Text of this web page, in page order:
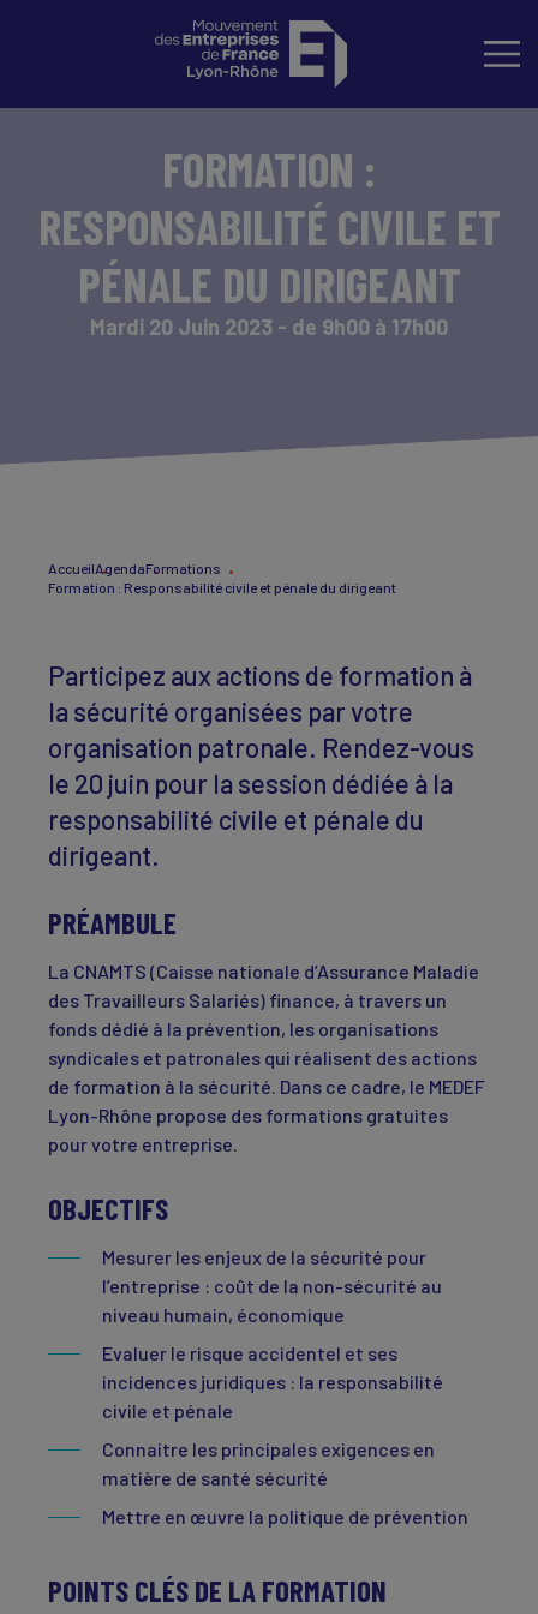
FORMATION :
RESPONSABILITÉ CIVILE ET
PÉNALE DU DIRIGEANT
Mardi 20 Juin 2023 - de 9h00 à 17h00
AccueilAgendaFormations
Formation : Responsabilité civile et pénale du dirigeant
Participez aux actions de formation à
la sécurité organisées par votre
organisation patronale. Rendez-vous
le 20 juin pour la session dédiée à la
responsabilité civile et pénale du
dirigeant.
PRÉAMBULE
La CNAMTS (Caisse nationale d’Assurance Maladie
des Travailleurs Salariés) finance, à travers un
fonds dédié à la prévention, les organisations
syndicales et patronales qui réalisent des actions
de formation à la sécurité. Dans ce cadre, le MEDEF
Lyon-Rhône propose des formations gratuites
pour votre entreprise.
OBJECTIFS
Mesurer les enjeux de la sécurité pour
l’entreprise : coût de la non-sécurité au
niveau humain, économique
Evaluer le risque accidentel et ses
incidences juridiques : la responsabilité
civile et pénale
Connaitre les principales exigences en
matière de santé sécurité
Mettre en œuvre la politique de prévention
POINTS CLÉS DE LA FORMATION